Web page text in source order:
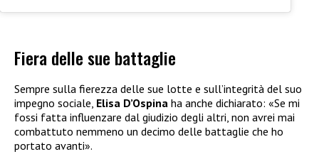
Fiera delle sue battaglie
Sempre sulla fierezza delle sue lotte e sull’integrità del suo
impegno sociale, Elisa D’Ospina ha anche dichiarato: «Se mi
fossi fatta influenzare dal giudizio degli altri, non avrei mai
combattuto nemmeno un decimo delle battaglie che ho
portato avanti».